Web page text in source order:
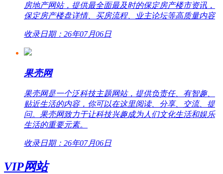
房地产网站，提供最全面最及时的保定房产楼市资讯，
保定房产楼盘详情、买房流程、业主论坛等高质量内容
收录日期：26年07月06日
果壳网
果壳网是一个泛科技主题网站，提供负责任、有智趣、
贴近生活的内容，你可以在这里阅读、分享、交流、提
问。果壳网致力于让科技兴趣成为人们文化生活和娱乐
生活的重要元素。
收录日期：26年07月06日
VIP网站